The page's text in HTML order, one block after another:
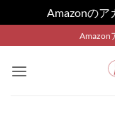
Amazonのア
to
content
Amazon